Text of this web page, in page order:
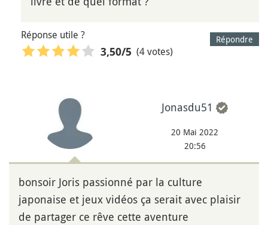
Répondre
Réponse utile ?
3,50/5 (4 votes)
Jonasdu51
20 Mai 2022
20:56
bonsoir Joris passionné par la culture
japonaise et jeux vidéos ça serait avec plaisir
de partager ce rêve cette aventure